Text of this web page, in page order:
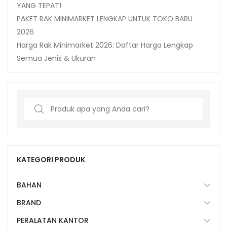
YANG TEPAT!
PAKET RAK MINIMARKET LENGKAP UNTUK TOKO BARU
2026
Harga Rak Minimarket 2026: Daftar Harga Lengkap
Semua Jenis & Ukuran
Search
KATEGORI PRODUK
BAHAN
BRAND
PERALATAN KANTOR